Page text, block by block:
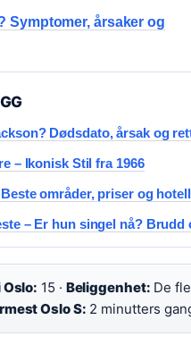
Symptomer, årsaker og
Dødsdato, årsak og
– Ikonisk Stil fra 1966
områder, priser og
– Er hun singel nå? Brudd
15 · Beliggenhet: De
Oslo S: 2 minutters